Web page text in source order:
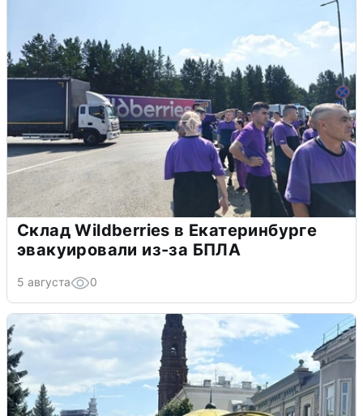
Склад Wildberries в Екатеринбурге
эвакуировали из-за БПЛА
5 августа 0